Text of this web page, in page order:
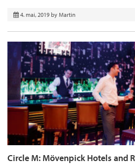
4. mai, 2019 by Martin
Circle M: Mövenpick Hotels and